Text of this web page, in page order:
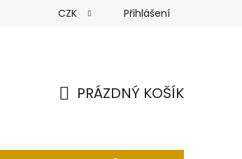
CZK Přihlášení
PRÁZDNÝ KOŠÍK